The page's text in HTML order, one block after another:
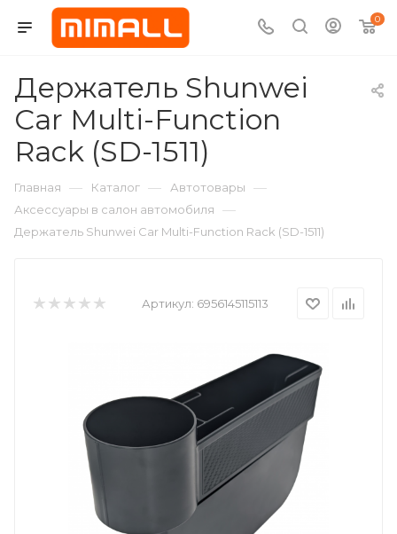
0
Держатель Shunwei
Car Multi-Function
Rack (SD-1511)
Главная — Каталог — Автотовары —
Аксессуары в салон автомобиля —
Держатель Shunwei Car Multi-Function Rack (SD-1511)
Артикул: 6956145115113